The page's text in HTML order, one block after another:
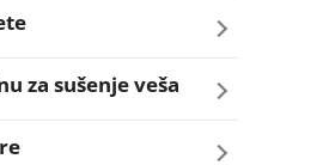
mašine
i zamrzivače
i zamrzivače
za sušenje veša
sušenje veša